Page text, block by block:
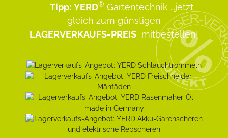
Tipp: YERD® Gartentechnik ...jetzt
gleich zum günstigen
LAGERVERKAUFS-PREIS mitbestellen!